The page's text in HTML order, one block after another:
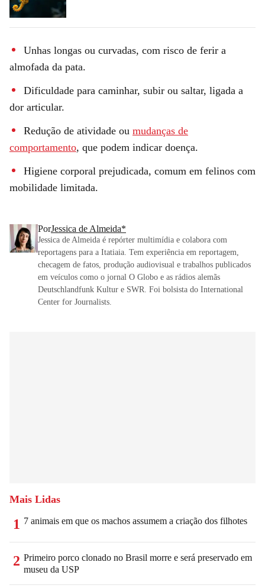
Unhas longas ou curvadas, com risco de ferir a
almofada da pata.
Dificuldade para caminhar, subir ou saltar, ligada a
dor articular.
Redução de atividade ou mudanças de
comportamento, que podem indicar doença.
Higiene corporal prejudicada, comum em felinos com
mobilidade limitada.
PorJessica de Almeida*
Jessica de Almeida é repórter multimídia e colabora com
reportagens para a Itatiaia. Tem experiência em reportagem,
checagem de fatos, produção audiovisual e trabalhos publicados
em veículos como o jornal O Globo e as rádios alemãs
Deutschlandfunk Kultur e SWR. Foi bolsista do International
Center for Journalists.
Mais Lidas
1 7 animais em que os machos assumem a criação dos filhotes
2 Primeiro porco clonado no Brasil morre e será preservado em
museu da USP